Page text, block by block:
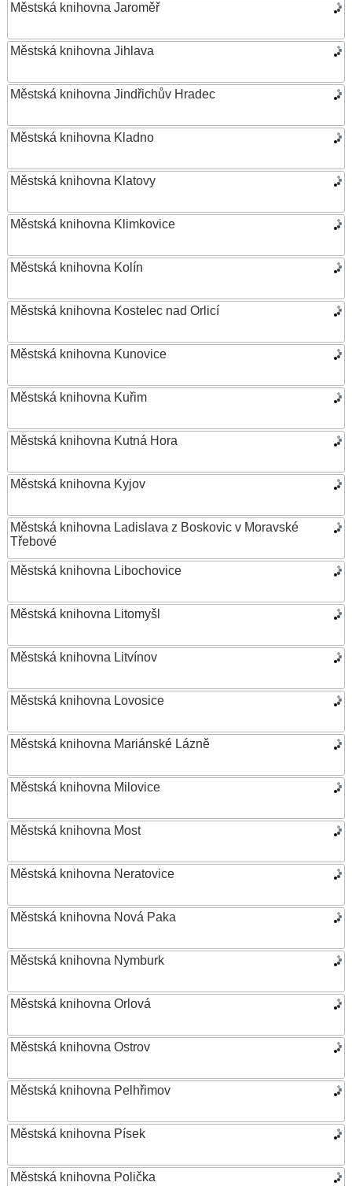
Městská knihovna Jaroměř
Městská knihovna Jihlava
Městská knihovna Jindřichův Hradec
Městská knihovna Kladno
Městská knihovna Klatovy
Městská knihovna Klimkovice
Městská knihovna Kolín
Městská knihovna Kostelec nad Orlicí
Městská knihovna Kunovice
Městská knihovna Kuřim
Městská knihovna Kutná Hora
Městská knihovna Kyjov
Městská knihovna Ladislava z Boskovic v Moravské
Třebové
Městská knihovna Libochovice
Městská knihovna Litomyšl
Městská knihovna Litvínov
Městská knihovna Lovosice
Městská knihovna Mariánské Lázně
Městská knihovna Milovice
Městská knihovna Most
Městská knihovna Neratovice
Městská knihovna Nová Paka
Městská knihovna Nymburk
Městská knihovna Orlová
Městská knihovna Ostrov
Městská knihovna Pelhřimov
Městská knihovna Písek
Městská knihovna Polička